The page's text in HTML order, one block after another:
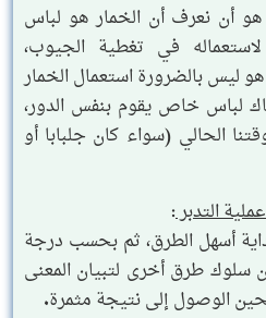
هو أن نعرف أن الخمار هو لباس
لاستعماله في تغطية الجيوب،
ليس بالضرورة استعمال الخمار
لباس خاص يقوم بنفس الدور،
الحالي (سواء كان جلبابا أو
التدبر:
أسهل الطرق، ثم بحسب درجة
سلوك طرق أخرى لتبيان المعنى
الوصول إلى نتيجة مثمرة.